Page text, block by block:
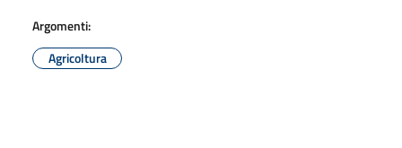
Argomenti:
Agricoltura